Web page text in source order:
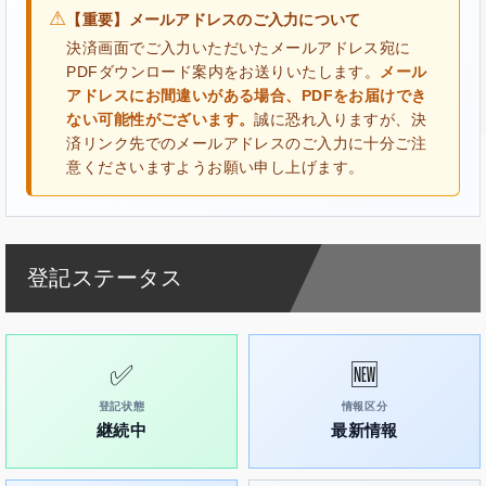
⚠ 【重要】メールアドレスのご入力について
決済画面でご入力いただいたメールアドレス宛に
PDFダウンロード案内をお送りいたします。
メール
アドレスにお間違いがある場合、PDFをお届けでき
ない可能性がございます。誠に恐れ入りますが、決
済リンク先でのメールアドレスのご入力に十分ご注
意くださいますようお願い申し上げます。
登記ステータス
✅
登記状態
継続中
🆕
情報区分
最新情報